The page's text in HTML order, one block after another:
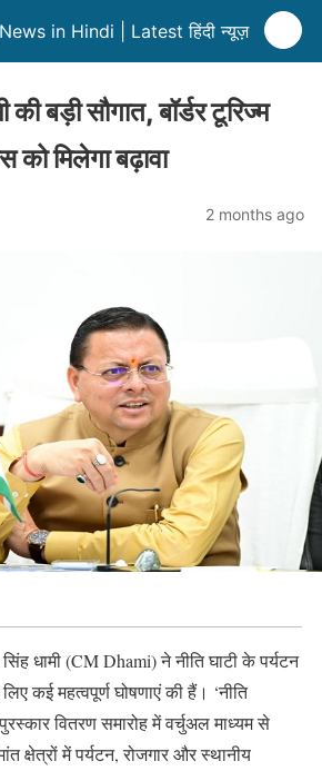
in Hindi | Latest हिंदी न्यूज़
की बड़ी सौगात, बॉर्डर टूरिज्म
को मिलेगा बढ़ावा
2 months ago
धामी (CM Dhami) ने नीति घाटी के पर्यटन
कई महत्वपूर्ण घोषणाएं की हैं। ‘नीति
वितरण समारोह में वर्चुअल माध्यम से
क्षेत्रों में पर्यटन, रोजगार और स्थानीय